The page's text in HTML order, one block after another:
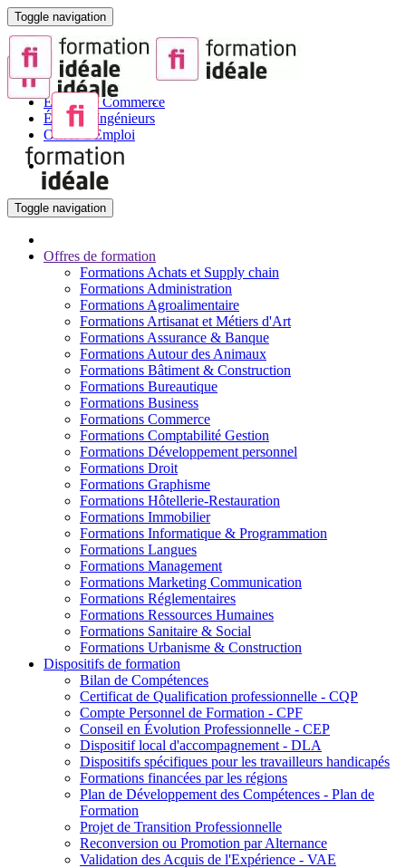
Toggle navigation
Sites partenaires :
BTS
Écoles de Commerce
Écoles d'Ingénieurs
Offres d'Emploi
Toggle navigation
Offres de formation
Formations Achats et Supply chain
Formations Administration
Formations Agroalimentaire
Formations Artisanat et Métiers d'Art
Formations Assurance & Banque
Formations Autour des Animaux
Formations Bâtiment & Construction
Formations Bureautique
Formations Business
Formations Commerce
Formations Comptabilité Gestion
Formations Développement personnel
Formations Droit
Formations Graphisme
Formations Hôtellerie-Restauration
Formations Immobilier
Formations Informatique & Programmation
Formations Langues
Formations Management
Formations Marketing Communication
Formations Réglementaires
Formations Ressources Humaines
Formations Sanitaire & Social
Formations Urbanisme & Construction
Dispositifs de formation
Bilan de Compétences
Certificat de Qualification professionnelle - CQP
Compte Personnel de Formation - CPF
Conseil en Évolution Professionnelle - CEP
Dispositif local d'accompagnement - DLA
Dispositifs spécifiques pour les travailleurs handicapés
Formations financées par les régions
Plan de Développement des Compétences - Plan de
Formation
Projet de Transition Professionnelle
Reconversion ou Promotion par Alternance
Validation des Acquis de l'Expérience - VAE